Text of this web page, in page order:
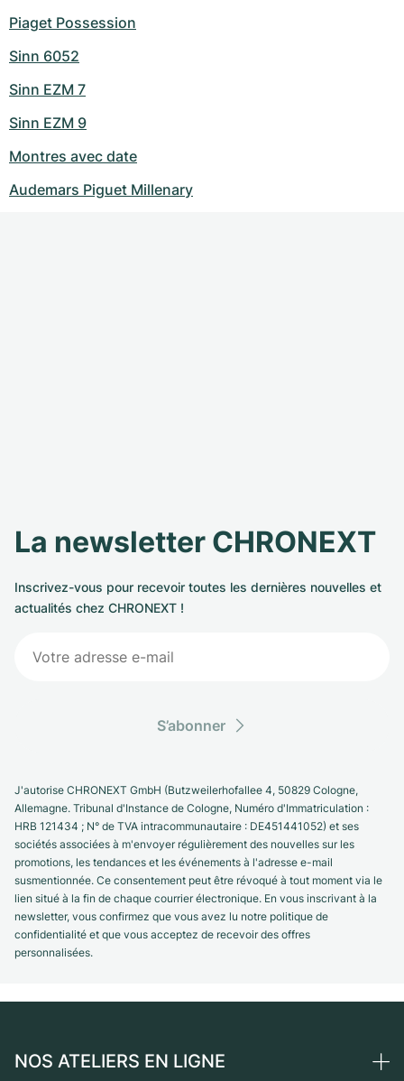
Piaget Possession
Sinn 6052
Sinn EZM 7
Sinn EZM 9
Montres avec date
Audemars Piguet Millenary
La newsletter CHRONEXT
Inscrivez-vous pour recevoir toutes les dernières nouvelles et
actualités chez CHRONEXT !
S’abonner
J'autorise CHRONEXT GmbH (Butzweilerhofallee 4, 50829 Cologne,
Allemagne. Tribunal d'Instance de Cologne, Numéro d'Immatriculation :
HRB 121434 ; N° de TVA intracommunautaire : DE451441052) et ses
sociétés associées à m'envoyer régulièrement des nouvelles sur les
promotions, les tendances et les événements à l'adresse e-mail
susmentionnée. Ce consentement peut être révoqué à tout moment via le
lien situé à la fin de chaque courrier électronique. En vous inscrivant à la
newsletter, vous confirmez que vous avez lu notre politique de
confidentialité et que vous acceptez de recevoir des offres
personnalisées.
NOS ATELIERS EN LIGNE